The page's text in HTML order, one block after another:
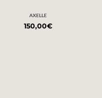
AXELLE
150,00€